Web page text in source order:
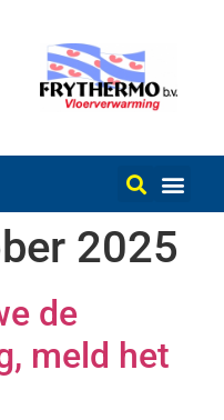
2025
de
meld het